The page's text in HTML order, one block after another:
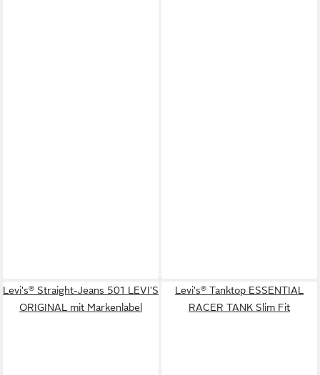
Levi's® Straight-Jeans 501 LEVI'S
ORIGINAL mit Markenlabel
Levi's® Tanktop ESSENTIAL
RACER TANK Slim Fit